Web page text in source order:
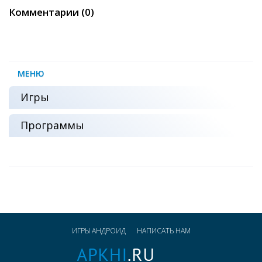
Комментарии (0)
МЕНЮ
Игры
Программы
ИГРЫ АНДРОИД НАПИСАТЬ НАМ